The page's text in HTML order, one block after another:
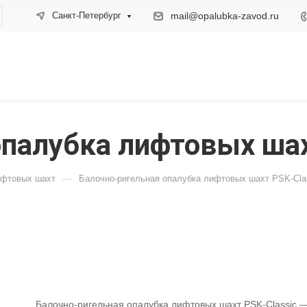
Санкт-Петербург mail@opalubka-zavod.ru
лифтовых
шахт — Балочно-ригельная опалубка лифтовых шахт PSK-
Балочно-ригельная опалубка лифтовых шахт PSK-Classic